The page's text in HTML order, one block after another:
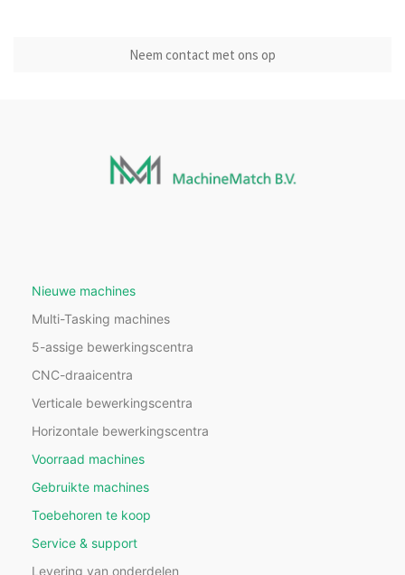
Neem contact met ons op
Nieuwe machines
Multi-Tasking machines
5-assige bewerkingscentra
CNC-draaicentra
Verticale bewerkingscentra
Horizontale bewerkingscentra
Voorraad machines
Gebruikte machines
Toebehoren te koop
Service & support
Levering van onderdelen